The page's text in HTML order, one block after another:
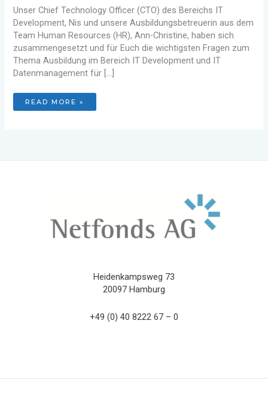
Unser Chief Technology Officer (CTO) des Bereichs IT
Development, Nis und unsere Ausbildungsbetreuerin aus dem
Team Human Resources (HR), Ann-Christine, haben sich
zusammengesetzt und für Euch die wichtigsten Fragen zum
Thema Ausbildung im Bereich IT Development und IT
Datenmanagement für […]
READ MORE »
Heidenkampsweg 73
20097 Hamburg
+49 (0) 40 8222 67 – 0